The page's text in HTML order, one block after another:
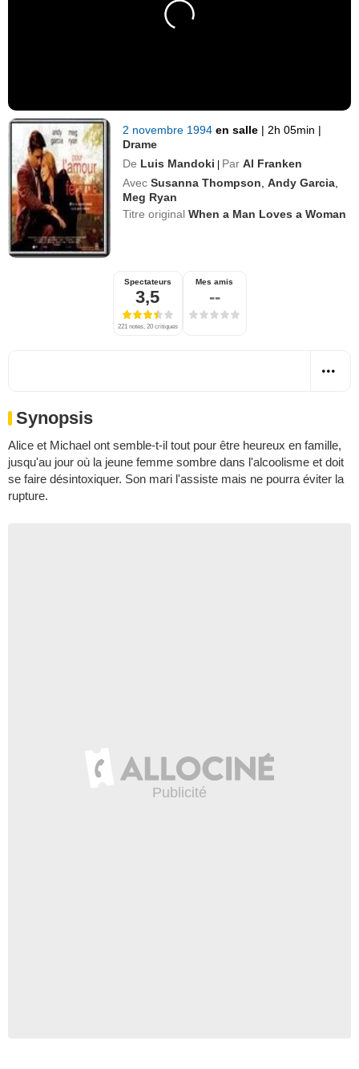
2 novembre 1994en salle | 2h 05min |
Drame
De Luis Mandoki | Par Al Franken
Avec Susanna Thompson ,Andy Garcia
Meg Ryan
Titre originalWhen a Man Loves a Woman
Spectateurs
3,5
221 notes, 20 critiques
Mes amis
--
Synopsis
Alice et Michael ont semble-t-il tout pour être heureux en famille,
jusqu'au jour où la jeune femme sombre dans l'alcoolisme et doit
se faire désintoxiquer. Son mari l'assiste mais ne pourra éviter la
rupture.